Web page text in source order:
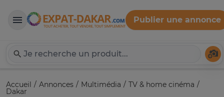
Expat-Dakar
Publier une annonce
Accueil Annonces Multimédia TV & home cinéma
Dakar